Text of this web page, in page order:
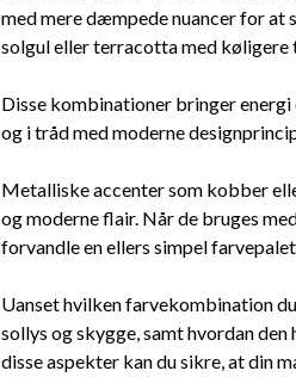
med mere dæmpede nuancer for at
solgul eller terracotta med køligere
Disse kombinationer bringer
og i tråd med moderne
Metalliske accenter som kobber
og moderne flair. Når de bruges
forvandle en ellers simpel
Uanset hvilken farvekombination
sollys og skygge, samt hvordan
disse aspekter kan du sikre, at din